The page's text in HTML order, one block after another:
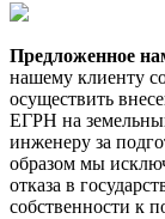
Предложенное
нашему клиенту
осуществить
ЕГРН на
инженеру за
образом мы
отказа в
собственности к